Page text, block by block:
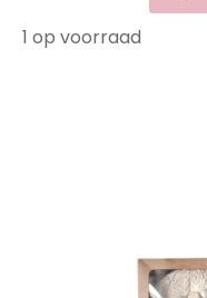
1 op voorraad